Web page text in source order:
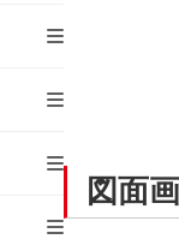
図面